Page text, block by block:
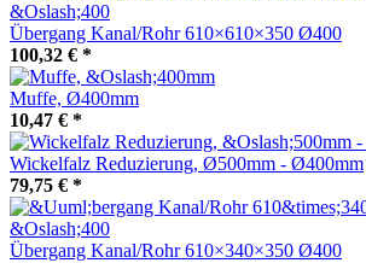
Übergang Kanal/Rohr 610×610×350 Ø400
100,32 € *
Muffe, Ø400mm
10,47 € *
Wickelfalz Reduzierung, Ø500mm - Ø400mm
79,75 € *
Übergang Kanal/Rohr 610×340×350 Ø400